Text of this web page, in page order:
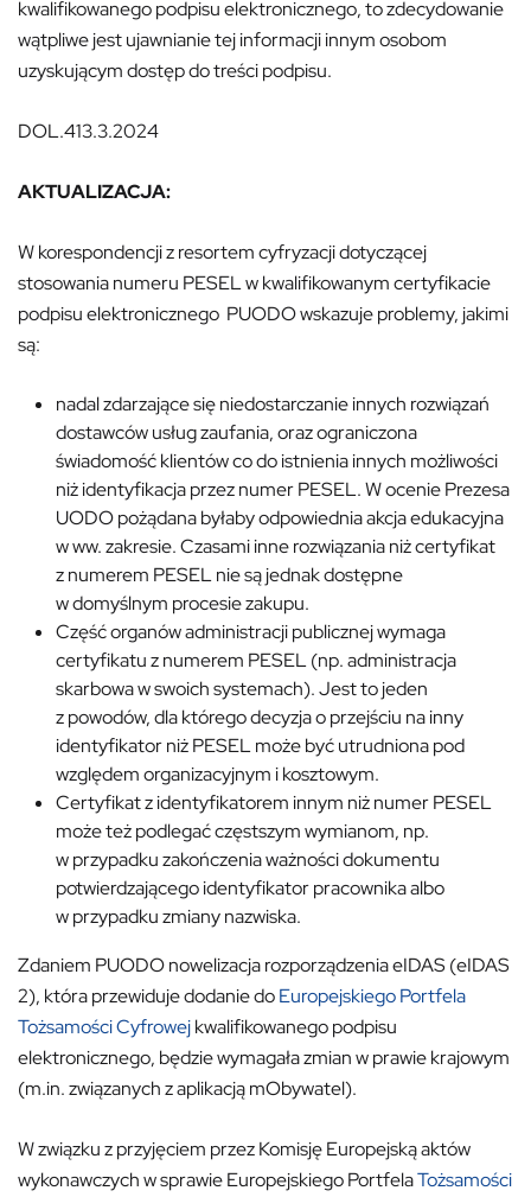
kwalifikowanego podpisu elektronicznego, to zdecydowanie
wątpliwe jest ujawnianie tej informacji innym osobom
uzyskującym dostęp do treści podpisu.
DOL.413.3.2024
AKTUALIZACJA:
W korespondencji z resortem cyfryzacji dotyczącej
stosowania numeru PESEL w kwalifikowanym certyfikacie
podpisu elektronicznego PUODO wskazuje problemy, jakimi
są:
nadal zdarzające się niedostarczanie innych rozwiązań
dostawców usług zaufania, oraz ograniczona
świadomość klientów co do istnienia innych możliwości
niż identyfikacja przez numer PESEL. W ocenie Prezesa
UODO pożądana byłaby odpowiednia akcja edukacyjna
w ww. zakresie. Czasami inne rozwiązania niż certyfikat
z numerem PESEL nie są jednak dostępne
w domyślnym procesie zakupu.
Część organów administracji publicznej wymaga
certyfikatu z numerem PESEL (np. administracja
skarbowa w swoich systemach). Jest to jeden
z powodów, dla którego decyzja o przejściu na inny
identyfikator niż PESEL może być utrudniona pod
względem organizacyjnym i kosztowym.
Certyfikat z identyfikatorem innym niż numer PESEL
może też podlegać częstszym wymianom, np.
w przypadku zakończenia ważności dokumentu
potwierdzającego identyfikator pracownika albo
w przypadku zmiany nazwiska.
Zdaniem PUODO nowelizacja rozporządzenia eIDAS (eIDAS
2), która przewiduje dodanie doEuropejskiego Portfela
Tożsamości Cyfrowejkwalifikowanego podpisu
elektronicznego, będzie wymagała zmian w prawie krajowym
(m.in. związanych z aplikacją mObywatel).
W związku z przyjęciem przez Komisję Europejską aktów
wykonawczych w sprawie Europejskiego PortfelaTożsamości